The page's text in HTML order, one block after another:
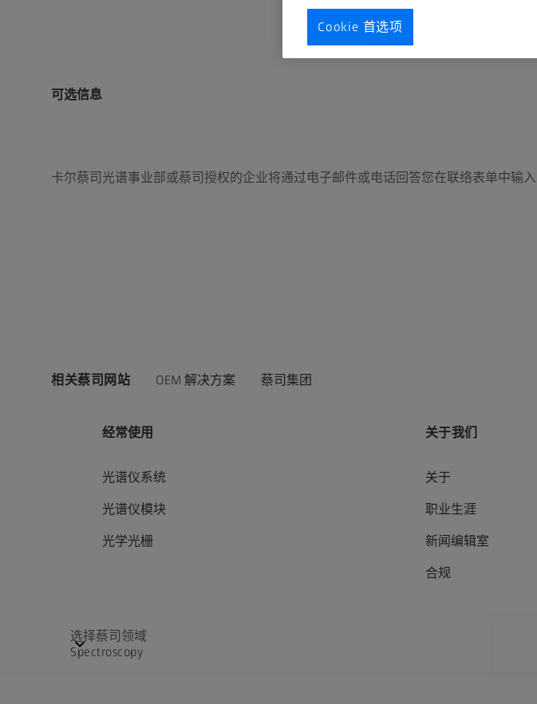
可选信息
卡尔蔡司光谱事业部或蔡司授权的企业将通过电子邮件或电话回答您在联络表单中输
相关蔡司网站 OEM 解决方案 蔡司集团
经常使用
光谱仪系统
光谱仪模块
光学光栅
关于我们
关于
职业生涯
新闻编辑室
合规
选择蔡司领域
Spectroscopy
Cookie 首选项